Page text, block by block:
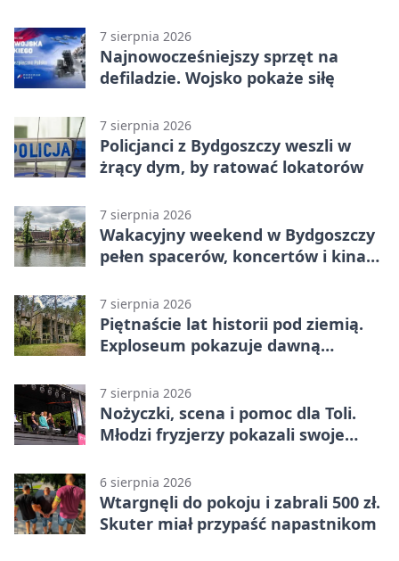
7 sierpnia 2026
Najnowocześniejszy sprzęt na
defiladzie. Wojsko pokaże siłę
7 sierpnia 2026
Policjanci z Bydgoszczy weszli w
żrący dym, by ratować lokatorów
7 sierpnia 2026
Wakacyjny weekend w Bydgoszczy
pełen spacerów, koncertów i kina
7 sierpnia 2026
Piętnaście lat historii pod ziemią.
Exploseum pokazuje dawną
7 sierpnia 2026
Nożyczki, scena i pomoc dla Toli.
Młodzi fryzjerzy pokazali swoje
6 sierpnia 2026
Wtargnęli do pokoju i zabrali 500 zł.
Skuter miał przypaść napastnikom